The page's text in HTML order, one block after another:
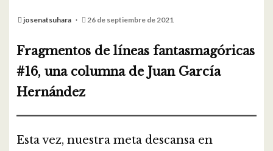
josenatsuhara 26 de septiembre de 2021
Fragmentos de líneas fantasmagóricas
#16, una columna de Juan García
Hernández
Esta vez, nuestra meta descansa en